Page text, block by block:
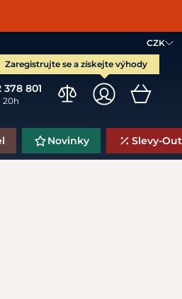
CZK
Zaregistrujte se a získejte výhody
378 801
20h
Novinky Slevy-